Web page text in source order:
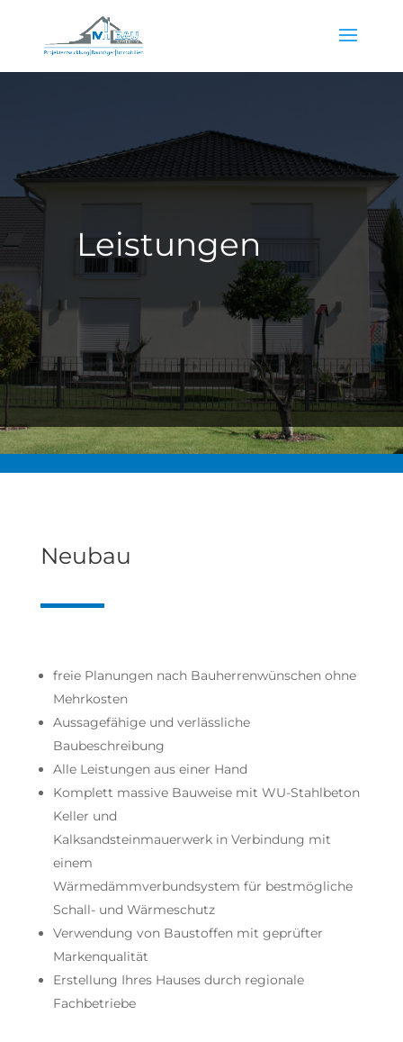
Leistungen
Neubau
freie Planungen nach Bauherrenwünschen ohne
Mehrkosten
Aussagefähige und verlässliche
Baubeschreibung
Alle Leistungen aus einer Hand
Komplett massive Bauweise mit WU-Stahlbeton
Keller und
Kalksandsteinmauerwerk in Verbindung mit
einem
Wärmedämmverbundsystem für bestmögliche
Schall- und Wärmeschutz
Verwendung von Baustoffen mit geprüfter
Markenqualität
Erstellung Ihres Hauses durch regionale
Fachbetriebe